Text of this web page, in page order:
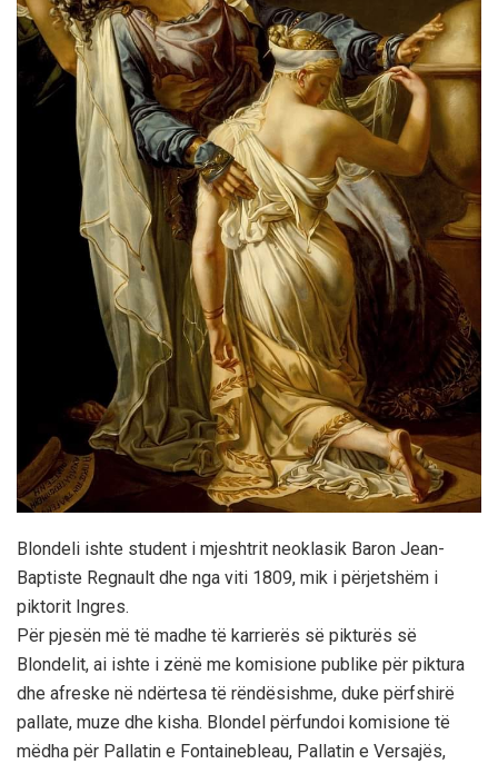
Blondeli ishte student i mjeshtrit neoklasik Baron Jean-
Baptiste Regnault dhe nga viti 1809, mik i përjetshëm i
piktorit Ingres.
Për pjesën më të madhe të karrierës së pikturës së
Blondelit, ai ishte i zënë me komisione publike për piktura
dhe afreske në ndërtesa të rëndësishme, duke përfshirë
pallate, muze dhe kisha. Blondel përfundoi komisione të
mëdha për Pallatin e Fontainebleau, Pallatin e Versajës,